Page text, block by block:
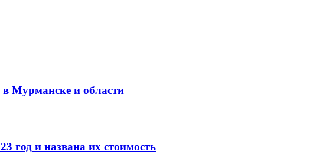
Мурманске и области
год и названа их стоимость